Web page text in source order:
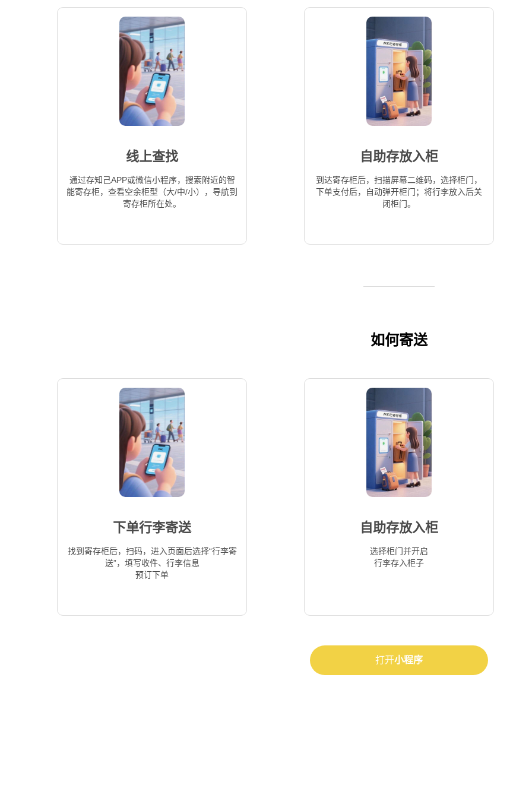
线上查找
通过存知己APP或微信小程序，搜索附近的智
能寄存柜，查看空余柜型（大/中/小），导航到
寄存柜所在处。
自助存放入柜
到达寄存柜后，扫描屏幕二维码，选择柜门，
下单支付后，自动弹开柜门；将行李放入后关
闭柜门。
如何寄送
下单行李寄送
找到寄存柜后，扫码，进入页面后选择“行李寄
送”，填写收件、行李信息
预订下单
自助存放入柜
选择柜门并开启
行李存入柜子
打开小程序